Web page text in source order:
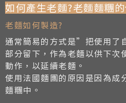
如何產生老麵?老麵麵糰
老麵如何製造?
通常簡易的方式是”把使用了
部分留下，作為老麵以供下
動作，以延續老麵。
使用法國麵團的原因是因為成
麵糰中。